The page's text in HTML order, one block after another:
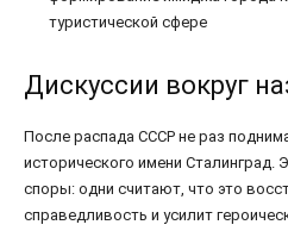
туристической сфере
Дискуссии вокруг
После распада СССР не раз
исторического имени Сталинград.
споры: одни считают, что это
справедливость и усилит